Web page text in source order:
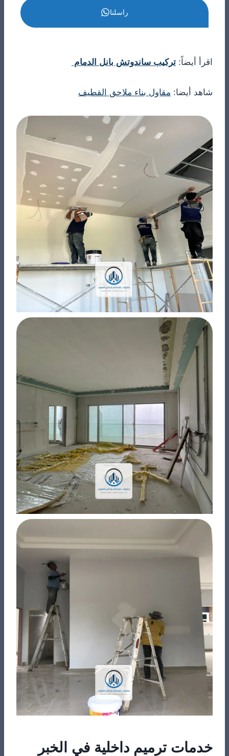
راسلنا
اقرأ أيضاً: تركيب ساندوتش بانل الدمام
شاهد أيضا: مقاول بناء ملاحق القطيف
خدمات ترميم داخلية في الخبر